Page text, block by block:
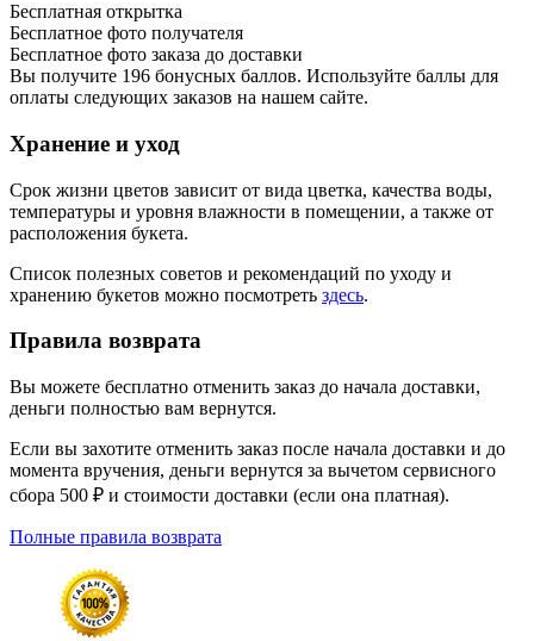
Бесплатная открытка
Бесплатное фото получателя
Бесплатное фото заказа до доставки
Вы получите 196 бонусных баллов. Используйте баллы для
оплаты следующих заказов на нашем сайте.
Хранение и уход
Срок жизни цветов зависит от вида цветка, качества воды,
температуры и уровня влажности в помещении, а также от
расположения букета.
Список полезных советов и рекомендаций по уходу и
хранению букетов можно посмотреть здесь.
Правила возврата
Вы можете бесплатно отменить заказ до начала доставки,
деньги полностью вам вернутся.
Если вы захотите отменить заказ после начала доставки и до
момента вручения, деньги вернутся за вычетом сервисного
сбора 500 ₽ и стоимости доставки (если она платная).
Полные правила возврата